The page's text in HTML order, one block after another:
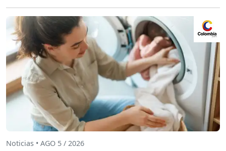
Noticias • AGO 5 / 2026